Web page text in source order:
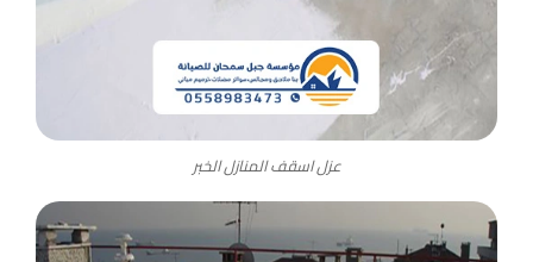
عزل اسقف المنازل الخبر